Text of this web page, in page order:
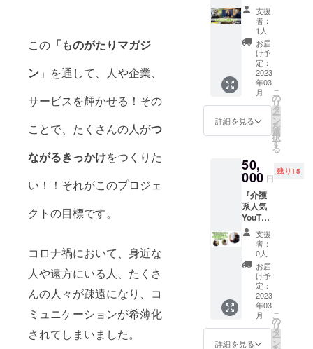
この 「ものがたりマガジ
ン 」を通して、人や企業、
サービスを輝かせる！その
ことで、たくさんの人がつ
ながるきっかけをつくりた
い！！それがこのプロジェ
クトの目標です。
コロナ禍において、身近な
人や遠方にいる人、たくさ
んの人々が疎遠になり、コ
ミュニケーションが希薄化
されてしまいました。
らかじ
めご了
承くだ
さい。
注）あ
なただ
けの”も
のがた
りマガ
ジン”の
著作権
作者が
所有す
るもの
とし、
複製、
転売、
改変な
どの行
為を禁
止致し
ます。
ら換算
の実費
で「取
材当
日」に
別途費
用がか
かりま
す。 あ
らかじ
めご了
のがた
りマガ
ジン”の
著作権
に関し
まして
は、製
作者が
所有す
るもの
とし、
複製、
転売、
改変な
どの行
止致し
ご希望
の連絡
方法と
ご連絡
先をご
入力く
ださ
い。 オ
ンライ
ンの場
合）支
ンツー
ルのご
案内・
日時や
参加ID
などを
メール
にてご
報告い
たしま
す。 支
援時、
必ず備
考欄に
ご希望
方法と
望のお
写真は
提供く
ださ
い。 リ
アルの
場合）
支援後
に、取
材場
所・日
をいた
しま
す。 支
援時、
必ず備
考欄に
ご希望
の連絡
方法と
ご連絡
先をご
入力く
ださ
い。 オ
ンライ
ンの場
合）支
ン”内の
1ページ
をあな
た色に
染める
記事で
掲載し
ます。
※ご自身
で書い
た原
稿、写
真を掲
ていた
だきま
す。 掲
載希望
のお写
真・原
稿をご
提供く
ださ
い。 支
援後に
指定の
メール
アドレ
スにお
送り下
さい。
支援
者：
1人
お届
け予
定：
2023
年03
月
詳細を見る
こ
の
リ
タ
ー
ン
を
選
択
す
る
50,
000 円
残り15
『介護
系人気
YouTub
erはた
つん介
護士』
とレク
リエー
ション2
級講座
を受講
しよ
う！！
＋”もの
支援
者：
0人
お届
け予
定：
2023
年03
月
詳細を見る
こ
の
リ
タ
ー
ン